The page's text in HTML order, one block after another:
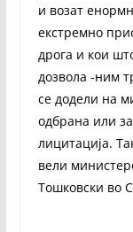
и возат
екстремно
дрога и кои
дозвола -ним
се додели на
одбрана или
лицитација.
вели
Тошковски во